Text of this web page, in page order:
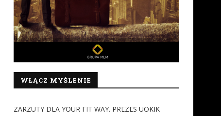
WŁĄCZ MYŚLENIE
ZARZUTY DLA YOUR FIT WAY. PREZES UOKIK